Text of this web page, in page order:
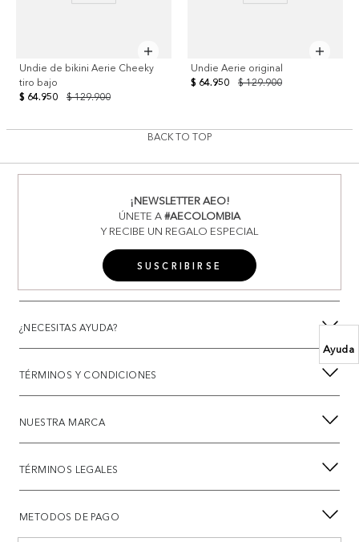
Ayuda
Undie de bikini Aerie Cheeky
tiro bajo
$ 129.900
$ 64.950
Undie Aerie original
$ 129.900
$ 64.950
BACK TO TOP
¡NEWSLETTER AEO!
ÚNETE A#AECOLOMBIA
Y RECIBE UN REGALO ESPECIAL
SUSCRIBIRSE
¿NECESITAS AYUDA?
TÉRMINOS Y CONDICIONES
NUESTRA MARCA
TÉRMINOS LEGALES
METODOS DE PAGO